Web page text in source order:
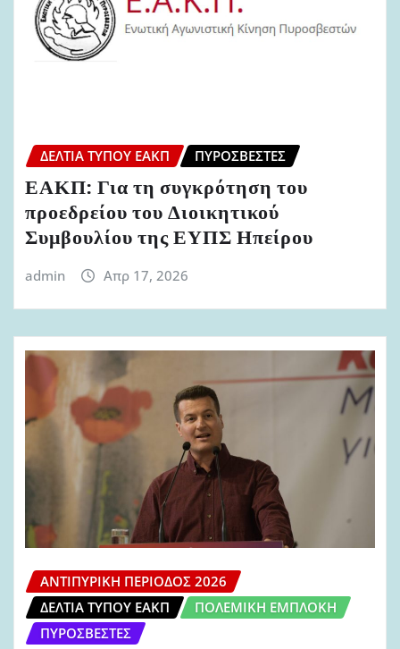
ΔΕΛΤΊΑ ΤΎΠΟΥ ΕΑΚΠ ΠΥΡΟΣΒΈΣΤΕΣ
ΕΑΚΠ: Για τη συγκρότηση του
προεδρείου του Διοικητικού
Συμβουλίου της ΕΥΠΣ Ηπείρου
admin Απρ 17, 2026
ΑΝΤΙΠΥΡΙΚΉ ΠΕΡΊΟΔΟΣ 2026
ΔΕΛΤΊΑ ΤΎΠΟΥ ΕΑΚΠ
ΠΟΛΕΜΙΚΉ ΕΜΠΛΟΚΉ
ΠΥΡΟΣΒΈΣΤΕΣ